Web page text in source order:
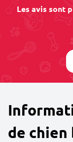
Les avis sont
de chien